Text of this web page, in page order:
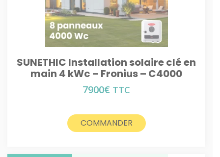
SUNETHIC Installation solaire clé en
main 4 kWc – Fronius – C4000
7900€ TTC
COMMANDER